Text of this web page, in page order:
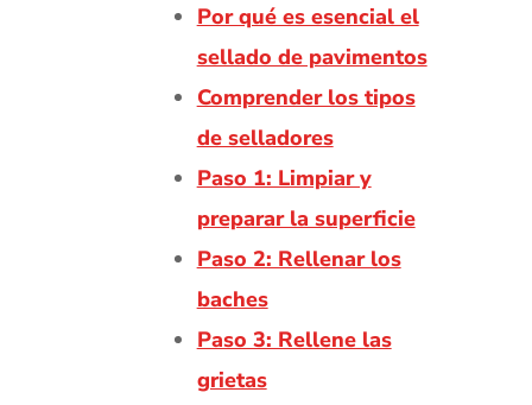
Por qué es esencial el
sellado de pavimentos
Comprender los tipos
de selladores
Paso 1: Limpiar y
preparar la superficie
Paso 2: Rellenar los
baches
Paso 3: Rellene las
grietas